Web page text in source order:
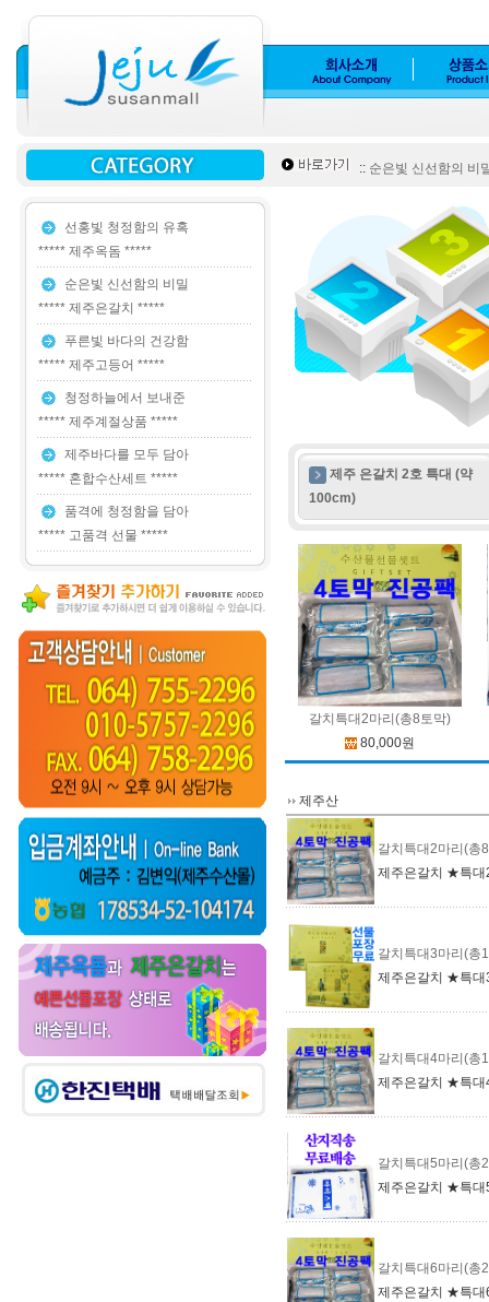
:: 순은빛 신선함의 비
선홍빛 청정함의 유혹
***** 제주옥돔 *****
순은빛 신선함의 비밀
***** 제주은갈치 *****
푸른빛 바다의 건강함
***** 제주고등어 *****
청정하늘에서 보내준
***** 제주계절상품 *****
제주바다를 모두 담아
***** 혼합수산세트 *****
품격에 청정함을 담아
***** 고품격 선물 *****
제주 은갈치 2호 특대 (약
100cm)
갈치특대2마리(총8토막)
80,000원
제주산
갈치특대2마리(총
제주은갈치 ★특대
갈치특대3마리(총
제주은갈치 ★특대
갈치특대4마리(총
제주은갈치 ★특대
갈치특대5마리(총
제주은갈치 ★특대
갈치특대6마리(총
제주은갈치 ★특대